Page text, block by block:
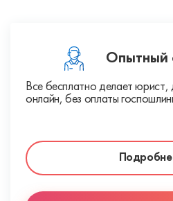
Опытный
Все бесплатно делает
онлайн, без оплаты